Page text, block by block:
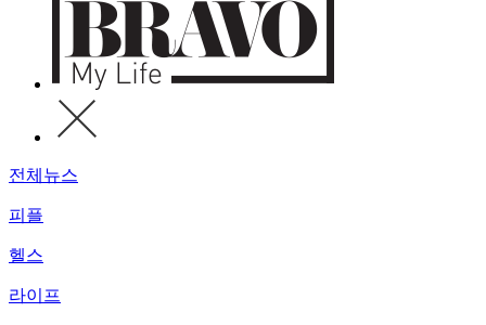
전체뉴스
피플
헬스
라이프